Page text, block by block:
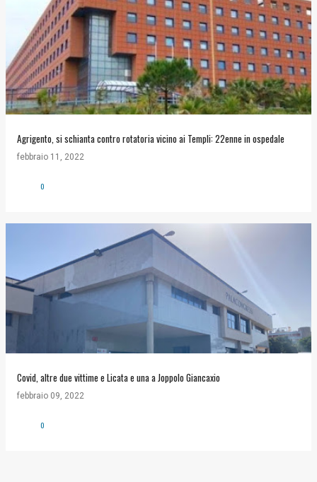
Agrigento, si schianta contro rotatoria vicino ai Templi: 22enne in ospedale
febbraio 11, 2022
0
Covid, altre due vittime e Licata e una a Joppolo Giancaxio
febbraio 09, 2022
0